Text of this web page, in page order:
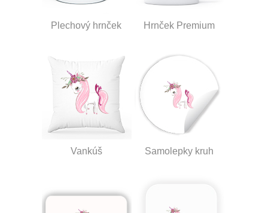
Plechový hrnček Hrnček Premium
Vankúš Samolepky kruh